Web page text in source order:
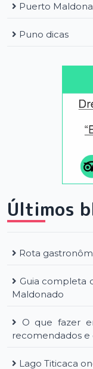
Puerto
Puno dicas
Últimos
Rota
Guia completa
Maldonado
O que fazer
recomendados e
Lago Titicaca